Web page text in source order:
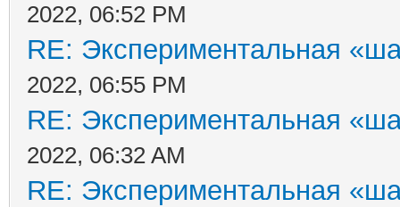
2022, 06:52 PM
RE: Экспериментальная
2022, 06:55 PM
RE: Экспериментальная
2022, 06:32 AM
RE: Экспериментальная